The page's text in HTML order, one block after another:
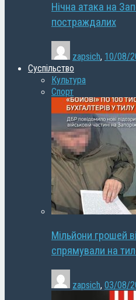
Нічна атака на
постраждалих
zapsich, 10/08/
Суспільство
Культура
Спорт
Мільйони грошей
спрямували на
zapsich, 03/08/